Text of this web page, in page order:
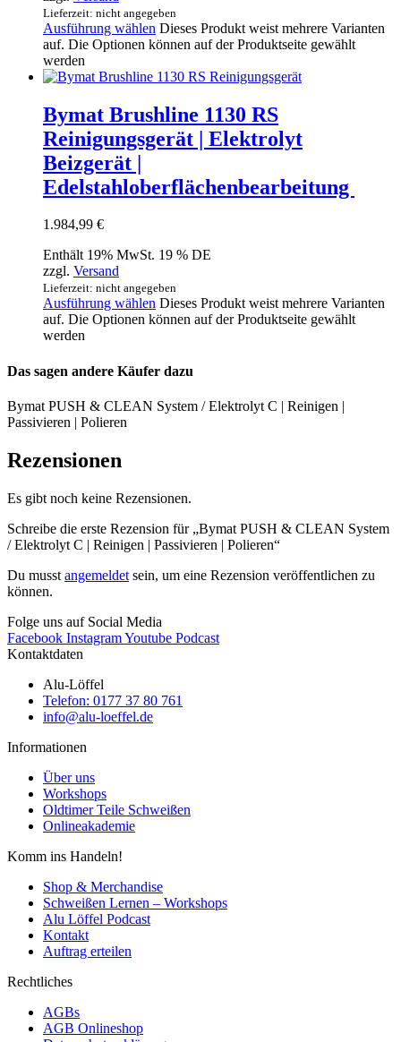
Lieferzeit: nicht angegeben
Ausführung wählen Dieses Produkt weist mehrere Varianten
auf. Die Optionen können auf der Produktseite gewählt
werden
Bymat Brushline 1130 RS
Reinigungsgerät | Elektrolyt
Beizgerät |
Edelstahloberflächenbearbeitung
1.984,99 €
Enthält 19% MwSt. 19 % DE
zzgl. Versand
Lieferzeit: nicht angegeben
Ausführung wählen Dieses Produkt weist mehrere Varianten
auf. Die Optionen können auf der Produktseite gewählt
werden
Das sagen andere Käufer dazu
Bymat PUSH & CLEAN System / Elektrolyt C | Reinigen |
Passivieren | Polieren
Rezensionen
Es gibt noch keine Rezensionen.
Schreibe die erste Rezension für „Bymat PUSH & CLEAN System
/ Elektrolyt C | Reinigen | Passivieren | Polieren“
Du musst angemeldet sein, um eine Rezension veröffentlichen zu
können.
Folge uns auf Social Media
Facebook InstagramYoutube Podcast
Kontaktdaten
Alu-Löffel
Telefon: 0177 37 80 761
info@alu-loeffel.de
Informationen
Über uns
Workshops
Oldtimer Teile Schweißen
Onlineakademie
Komm ins Handeln!
Shop & Merchandise
Schweißen Lernen – Workshops
Alu Löffel Podcast
Kontakt
Auftrag erteilen
Rechtliches
AGBs
AGB Onlineshop